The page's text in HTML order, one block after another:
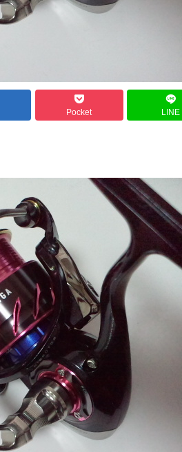
Pocket LINE